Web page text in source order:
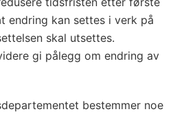
endring kan settes i verk på
skal utsettes.
gi pålegg om endring av
bestemmer noe